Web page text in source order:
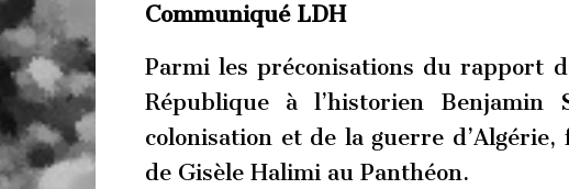
Communiqué LDH
Parmi les préconisations du rapport
République à l’historien
colonisation et de la guerre
de Gisèle Halimi au Panthéon.